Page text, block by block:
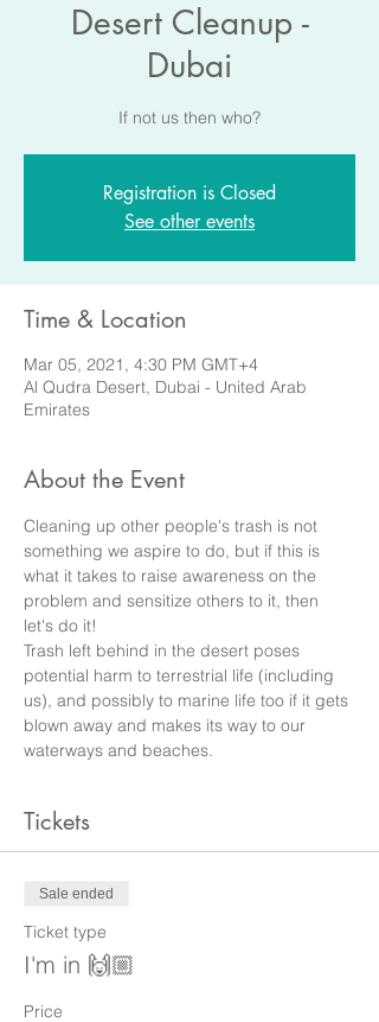
Desert Cleanup -
Dubai
If not us then who?
Registration is Closed
See other events
Time & Location
Mar 05, 2021, 4:30 PM GMT+4
Al Qudra Desert, Dubai - United Arab
Emirates
About the Event
Cleaning up other people's trash is not
something we aspire to do, but if this is
what it takes to raise awareness on the
problem and sensitize others to it, then
let's do it!
Trash left behind in the desert poses
potential harm to terrestrial life (including
us), and possibly to marine life too if it gets
blown away and makes its way to our
waterways and beaches.
Tickets
Sale ended
Ticket type
I'm in 🙌🏼
Price